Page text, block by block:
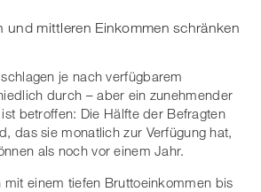
und mittleren Einkommen schränken
je nach verfügbarem
durch – aber ein zunehmender
betroffen: Die Hälfte der Befragten
das sie monatlich zur Verfügung hat,
als noch vor einem Jahr.
mit einem tiefen Bruttoeinkommen bis